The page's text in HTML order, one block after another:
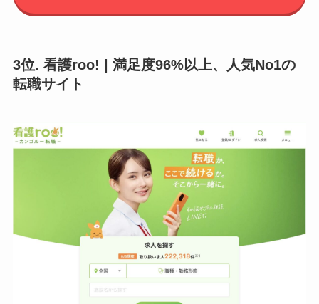
3位. 看護roo! | 満足度96%以上、人気No1の
転職サイト